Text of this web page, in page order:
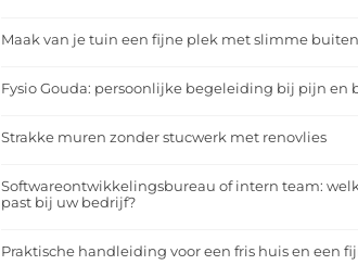
Maak van je tuin een fijne plek met slimme
Fysio Gouda: persoonlijke begeleiding bij pijn en
Strakke muren zonder stucwerk met renovlies
Softwareontwikkelingsbureau of intern team:
past bij uw bedrijf?
Praktische handleiding voor een fris huis en een